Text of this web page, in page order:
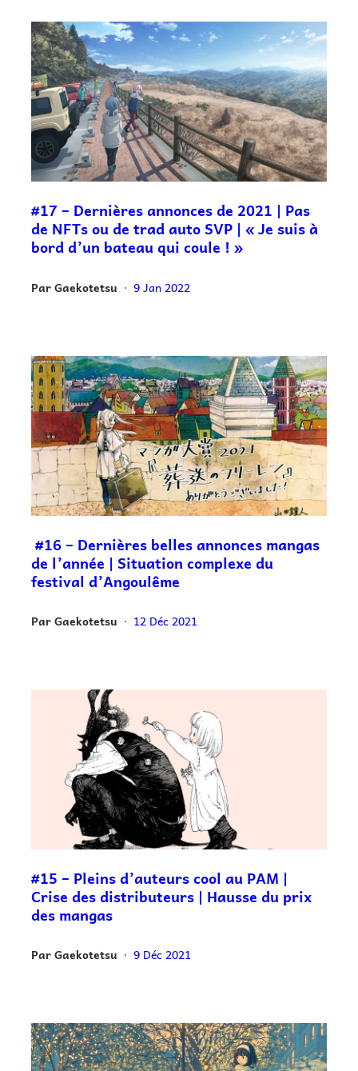
#17 – Dernières annonces de 2021 | Pas
de NFTs ou de trad auto SVP | « Je suis à
bord d’un bateau qui coule ! »
ParGaekotetsu • 9 Jan 2022
#16 – Dernières belles annonces mangas
de l’année | Situation complexe du
festival d’Angoulême
ParGaekotetsu • 12 Déc 2021
#15 – Pleins d’auteurs cool au PAM |
Crise des distributeurs | Hausse du prix
des mangas
ParGaekotetsu • 9 Déc 2021